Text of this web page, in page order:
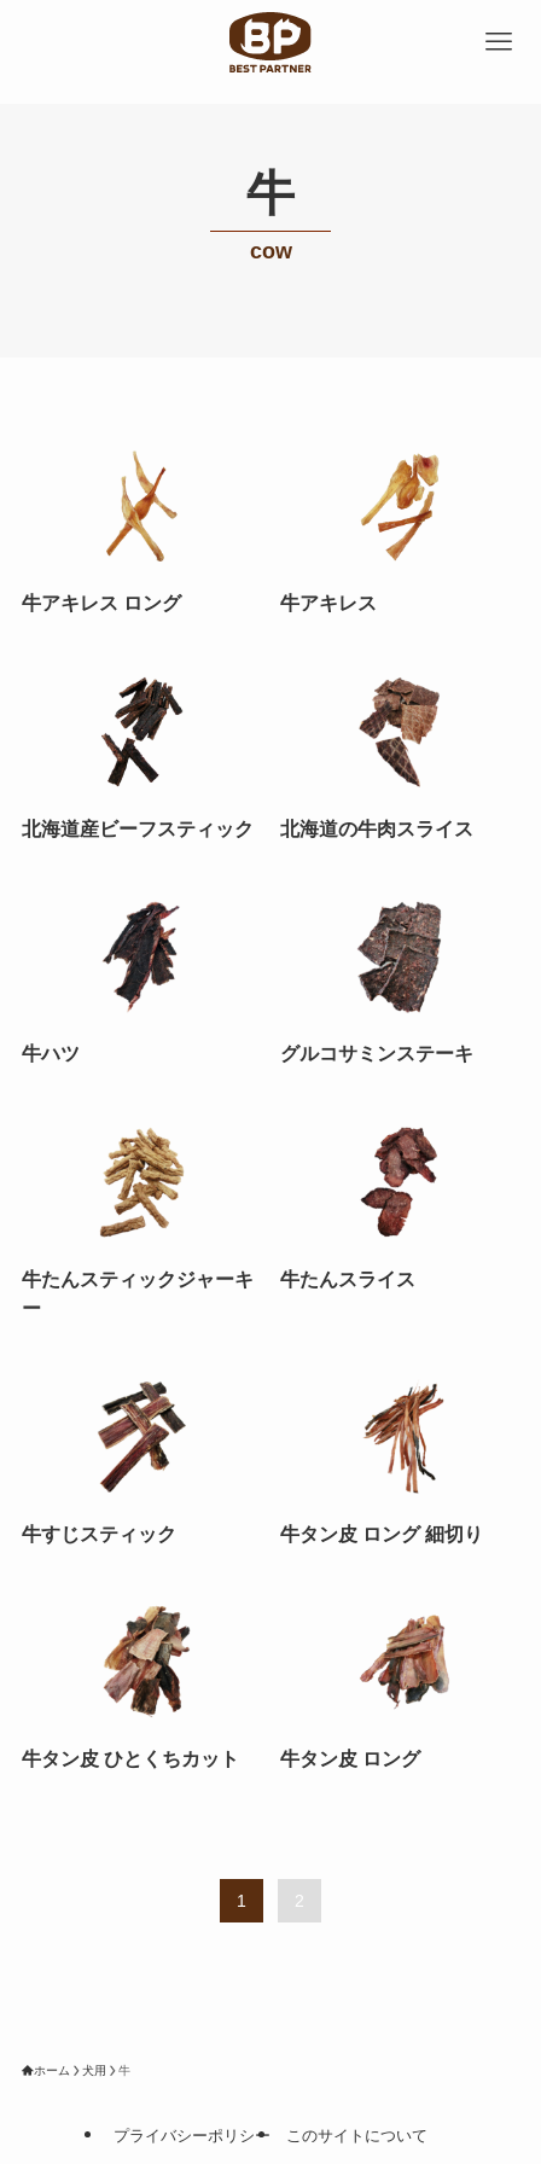
牛
cow
牛アキレス ロング 牛アキレス
北海道産ビーフスティック 北海道の牛肉スライス
牛ハツ グルコサミンステーキ
牛たんスティックジャーキ
ー
牛たんスライス
牛すじスティック 牛タン皮 ロング 細切り
牛タン皮 ひとくちカット 牛タン皮 ロング
1 2
ホーム 犬用 牛
プライバシーポリシー このサイトについて